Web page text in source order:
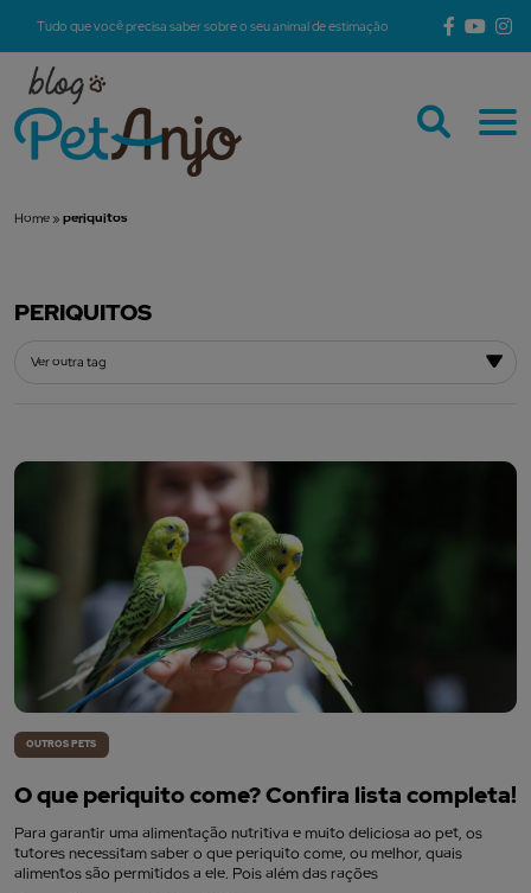
Tudo que você precisa saber sobre o seu animal de estimação
Home » periquitos
PERIQUITOS
OUTROS PETS
O que periquito come? Confira lista completa!
Para garantir uma alimentação nutritiva e muito deliciosa ao pet, os
tutores necessitam saber o que periquito come, ou melhor, quais
alimentos são permitidos a ele. Pois além das rações